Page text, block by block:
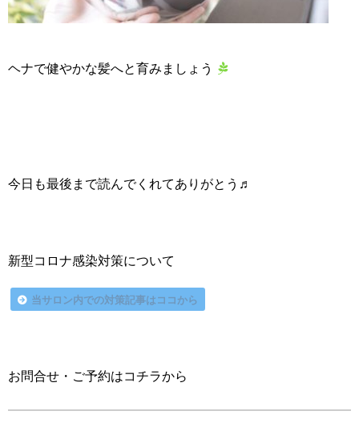
ヘナで健やかな髪へと育みましょう
今日も最後まで読んでくれてありがとう♬
新型コロナ感染対策について
当サロン内での対策記事はココから
お問合せ・ご予約はコチラから